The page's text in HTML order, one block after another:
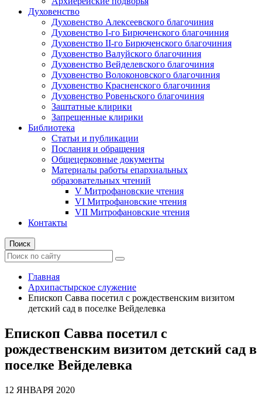
Духовенство
Духовенство Алексеевского благочиния
Духовенство I-го Бирюченского благочиния
Духовенство II-го Бирюченского благочиния
Духовенство Валуйского благочиния
Духовенство Вейделевского благочиния
Духовенство Волоконовского благочиния
Духовенство Красненского благочиния
Духовенство Ровеньского благочиния
Заштатные клирики
Запрещенные клирики
Библиотека
Статьи и публикации
Послания и обращения
Общецерковные документы
Материалы работы епархиальных
образовательных чтений
V Митрофановские чтения
VI Митрофановские чтения
VII Митрофановские чтения
Контакты
Поиск
Главная
Архипастырское служение
Епископ Савва посетил с рождественским визитом
детский сад в поселке Вейделевка
Епископ Савва посетил с
рождественским визитом детский сад в
поселке Вейделевка
12 ЯНВАРЯ 2020